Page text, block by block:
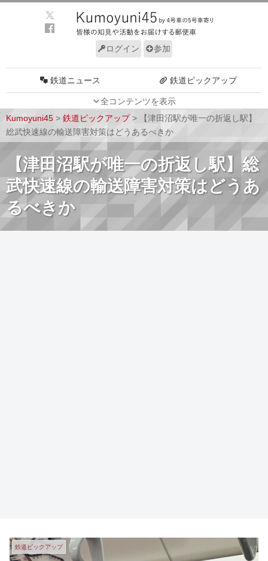
ログイン 参加
全コンテンツを表示
鉄道ニュース 鉄道ピックアップ
車両技術
ルール サイトについて
Kumoyuni45 > 鉄道ピックアップ>
【津田沼駅が唯一の折返し駅】
総武快速線の輸送障害対策はどうあるべきか
【津田沼駅が唯一の折返し駅】総
武快速線の輸送障害対策はどうあ
るべきか
鉄道ピックアップ